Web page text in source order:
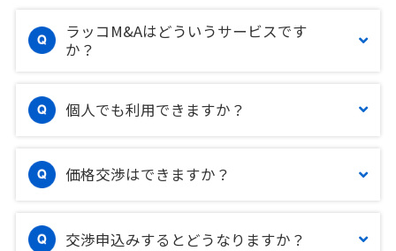
ラッコM&Aはどういうサービスです
か？
個人でも利用できますか？
価格交渉はできますか？
交渉申込みするとどうなりますか？